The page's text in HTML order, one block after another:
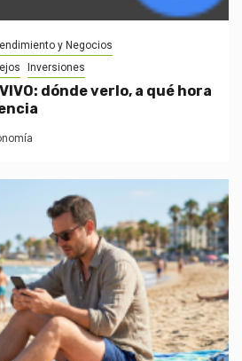
y Negocios
Inversiones
dónde verlo, a qué hora